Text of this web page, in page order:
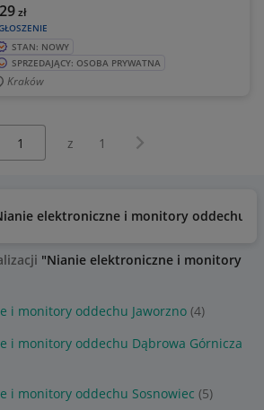
zł
STAN: NOWY
SPRZEDAJĄCY: OSOBA PRYWATNA
Kraków
z 1 Następna strona
elektroniczne i monitory oddechu
"Nianie elektroniczne i monitory
i monitory oddechu Jaworzno (4)
i monitory oddechu Dąbrowa Górnicza
i monitory oddechu Sosnowiec (5)